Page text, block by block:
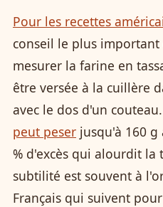
Pour les recettes
conseil le plus important
mesurer la farine en
être versée à la cuillère
avec le dos d'un
peut peser jusqu'à 160
% d'excès qui alourdit la
subtilité est souvent à
Français qui suivent